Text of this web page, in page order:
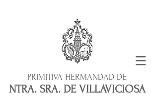
PRIMITIVA HERMANDAD DE
NTRA. SRA. DE VILLAVICIOSA